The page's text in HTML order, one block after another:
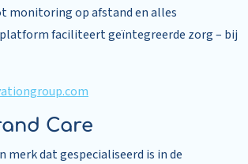
monitoring op afstand en alles
faciliteert geïntegreerde zorg – bij
Care
merk dat gespecialiseerd is in de